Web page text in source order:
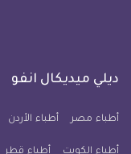
فيسبوكتويتر
ديلي ميديكال انفو
أطباء مصر أطباء الأردن
أطباء الكويت أطباء قطر